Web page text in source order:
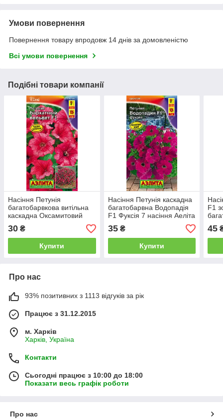
Умови повернення
Повернення товару впродовж 14 днів за домовленістю
Всі умови повернення
Подібні товари компанії
Насіння Петунія
багатобарвкова витільна
каскадна Оксамитовий
Вельвет F1, 5 насіння
Аеліта
30 ₴
Купити
Насіння Петунія каскадна
багатобарвна Водопадія
F1 Фуксія 7 насіння Аеліта
35₴
Купити
F1
45
Про нас
93% позитивних з 1113 відгуків за рік
Працює з 31.12.2015
м. Харків
Харків, Україна
Контакти
Сьогодні працює з 10:00 до 18:00
Показати весь графік роботи
Про нас